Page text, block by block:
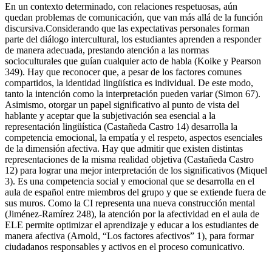
En un contexto determinado, con relaciones respetuosas, aún
quedan problemas de comunicación, que van más allá de la función
discursiva.Considerando que las expectativas personales forman
parte del diálogo intercultural, los estudiantes aprenden a responder
de manera adecuada, prestando atención a las normas
socioculturales que guían cualquier acto de habla (Koike y Pearson
349). Hay que reconocer que, a pesar de los factores comunes
compartidos, la identidad lingüística es individual. De este modo,
tanto la intención como la interpretación pueden variar (Simon 67).
Asimismo, otorgar un papel significativo al punto de vista del
hablante y aceptar que la subjetivación sea esencial a la
representación lingüística (Castañeda Castro 14) desarrolla la
competencia emocional, la empatía y el respeto, aspectos esenciales
de la dimensión afectiva. Hay que admitir que existen distintas
representaciones de la misma realidad objetiva (Castañeda Castro
12) para lograr una mejor interpretación de los significativos (Miquel
3). Es una competencia social y emocional que se desarrolla en el
aula de español entre miembros del grupo y que se extiende fuera de
sus muros. Como la CI representa una nueva construcción mental
(Jiménez-Ramírez 248), la atención por la afectividad en el aula de
ELE permite optimizar el aprendizaje y educar a los estudiantes de
manera afectiva (Arnold, “Los factores afectivos” 1), para formar
ciudadanos responsables y activos en el proceso comunicativo.